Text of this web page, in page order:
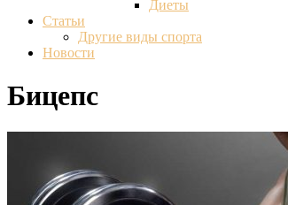
Диеты
Статьи
Другие виды спорта
Новости
Бицепс